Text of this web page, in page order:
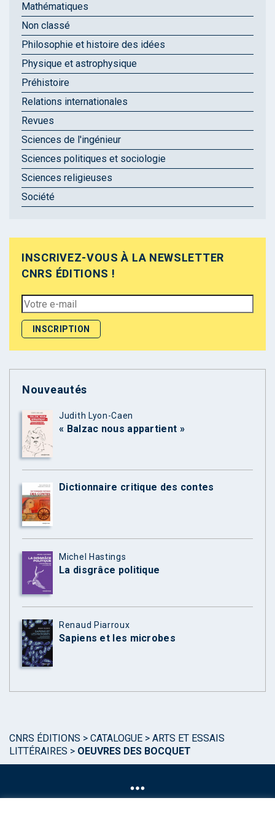
Mathématiques
Non classé
Philosophie et histoire des idées
Physique et astrophysique
Préhistoire
Relations internationales
Revues
Sciences de l'ingénieur
Sciences politiques et sociologie
Sciences religieuses
Société
INSCRIVEZ-VOUS À LA NEWSLETTER
CNRS ÉDITIONS !
Nouveautés
Judith Lyon-Caen
« Balzac nous appartient »
Dictionnaire critique des contes
Michel Hastings
La disgrâce politique
Renaud Piarroux
Sapiens et les microbes
CNRS ÉDITIONS > CATALOGUE > ARTS ET ESSAIS
LITTÉRAIRES > OEUVRES DES BOCQUET